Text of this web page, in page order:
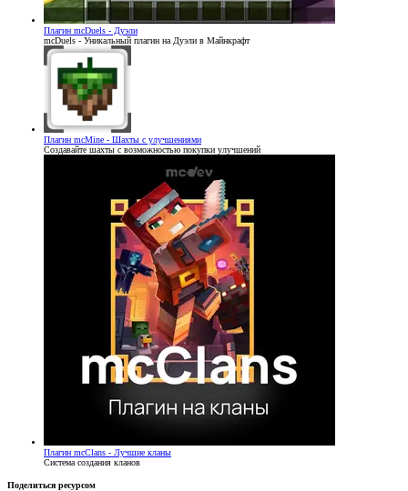
Плагин mcDuels - Дуэли
mcDuels - Уникальный плагин на Дуэли в Майнкрафт
Плагин mcMine - Шахты с улучшениями
Создавайте шахты с возможностью покупки улучшений
Плагин mcClans - Лучшие кланы
Система создания кланов
Поделиться ресурсом